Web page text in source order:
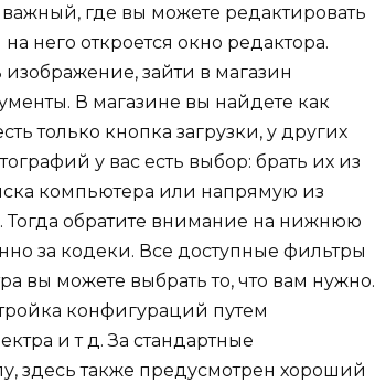
где вы можете редактировать
него откроется окно редактора.
зайти в магазин
В магазине вы найдете как
только кнопка загрузки, у других
у вас есть выбор: брать их из
компьютера или напрямую из
Тогда обратите внимание на нижнюю
за кодеки. Все доступные фильтры
вы можете выбрать то, что вам нужно.
конфигураций путем
и т д. За стандартные
здесь также предусмотрен хороший